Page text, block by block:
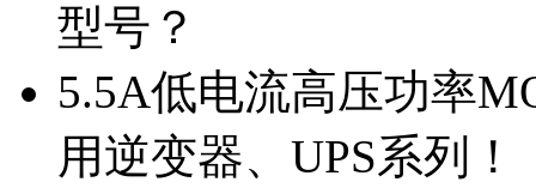
型号？
5.5A低电流高压功率
用逆变器、UPS系列！